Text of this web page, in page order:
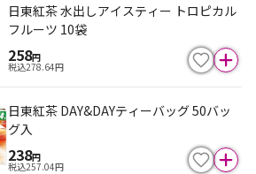
日東紅茶 水出しアイスティー トロピカル
フルーツ 10袋
258円
税込278.64円
日東紅茶 DAY&DAYティーバッグ 50バッ
グ入
238円
税込257.04円